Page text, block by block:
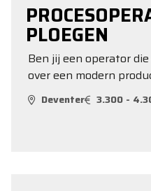
PLOEGEN
Ben jij een operator
over een modern
Deventer 3.300 -